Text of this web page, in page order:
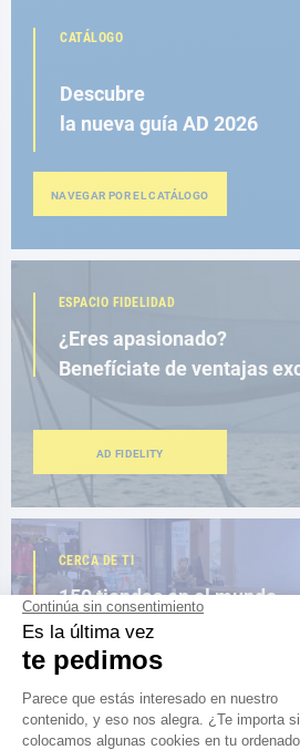
CATÁLOGO
Descubre
la nueva guía AD 2026
NAVEGAR POR EL CATÁLOGO
ESPACIO FIDELIDAD
¿Eres apasionado?
Benefíciate de ventajas
AD FIDELITY
CERCA DE TI
150 tiendas en el mundo,
la fuerza de una red
ENCUENTRA UNA TIENDA